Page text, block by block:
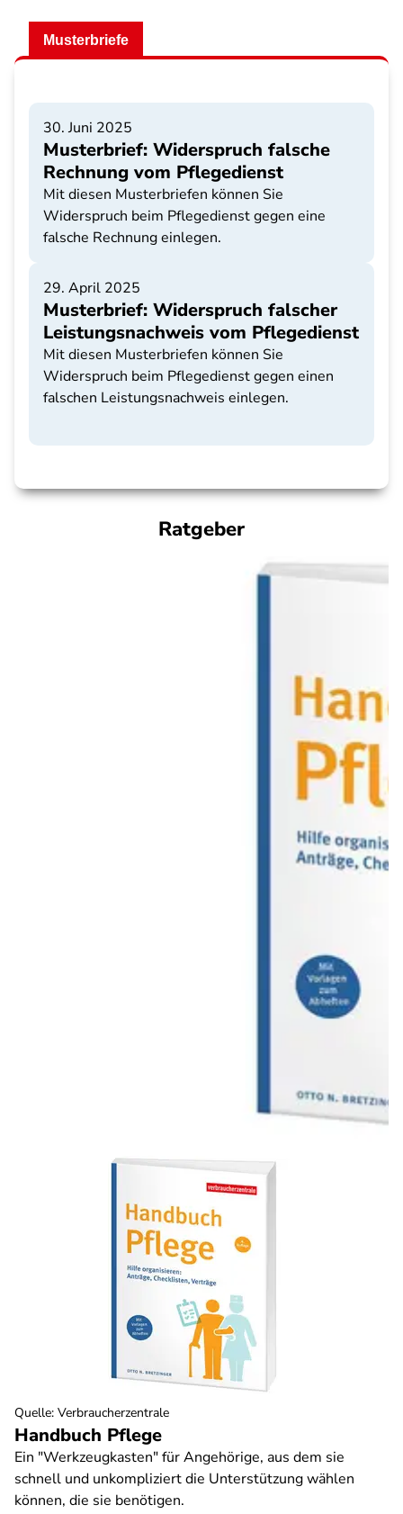
Musterbriefe
30. Juni 2025
Musterbrief: Widerspruch falsche
Rechnung vom Pflegedienst
Mit diesen Musterbriefen können Sie
Widerspruch beim Pflegedienst gegen eine
falsche Rechnung einlegen.
29. April 2025
Musterbrief: Widerspruch falscher
Leistungsnachweis vom Pflegedienst
Mit diesen Musterbriefen können Sie
Widerspruch beim Pflegedienst gegen einen
falschen Leistungsnachweis einlegen.
Ratgeber
Handbuch Pflege
Ein "Werkzeugkasten" für Angehörige, aus dem sie
schnell und unkompliziert die Unterstützung wählen
können, die sie benötigen.
Quelle: Verbraucherzentrale